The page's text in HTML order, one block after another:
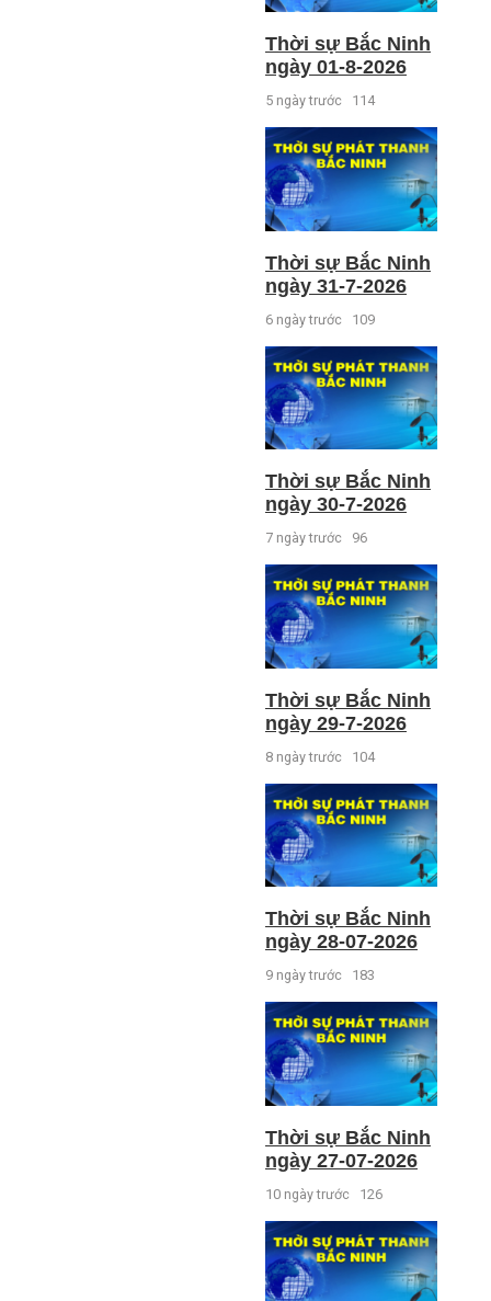
Thời sự Bắc Ninh
ngày 01-8-2026
5 ngày trước 114
Thời sự Bắc Ninh
ngày 31-7-2026
6 ngày trước 109
Thời sự Bắc Ninh
ngày 30-7-2026
7 ngày trước 96
Thời sự Bắc Ninh
ngày 29-7-2026
8 ngày trước 104
Thời sự Bắc Ninh
ngày 28-07-2026
9 ngày trước 183
Thời sự Bắc Ninh
ngày 27-07-2026
10 ngày trước 126